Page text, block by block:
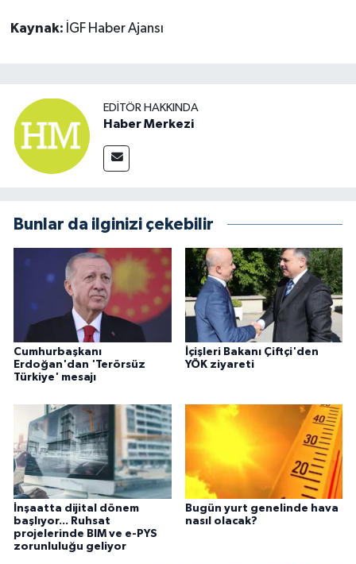
Kaynak: İGF Haber Ajansı
EDITÖR HAKKINDA
Haber Merkezi
Bunlar da ilginizi çekebilir
Cumhurbaşkanı
Erdoğan'dan 'Terörsüz
Türkiye' mesajı
İçişleri Bakanı Çiftçi'den
YÖK ziyareti
İnşaatta dijital dönem
başlıyor... Ruhsat
projelerinde BIM ve e-PYS
zorunluluğu geliyor
Bugün yurt genelinde hava
nasıl olacak?